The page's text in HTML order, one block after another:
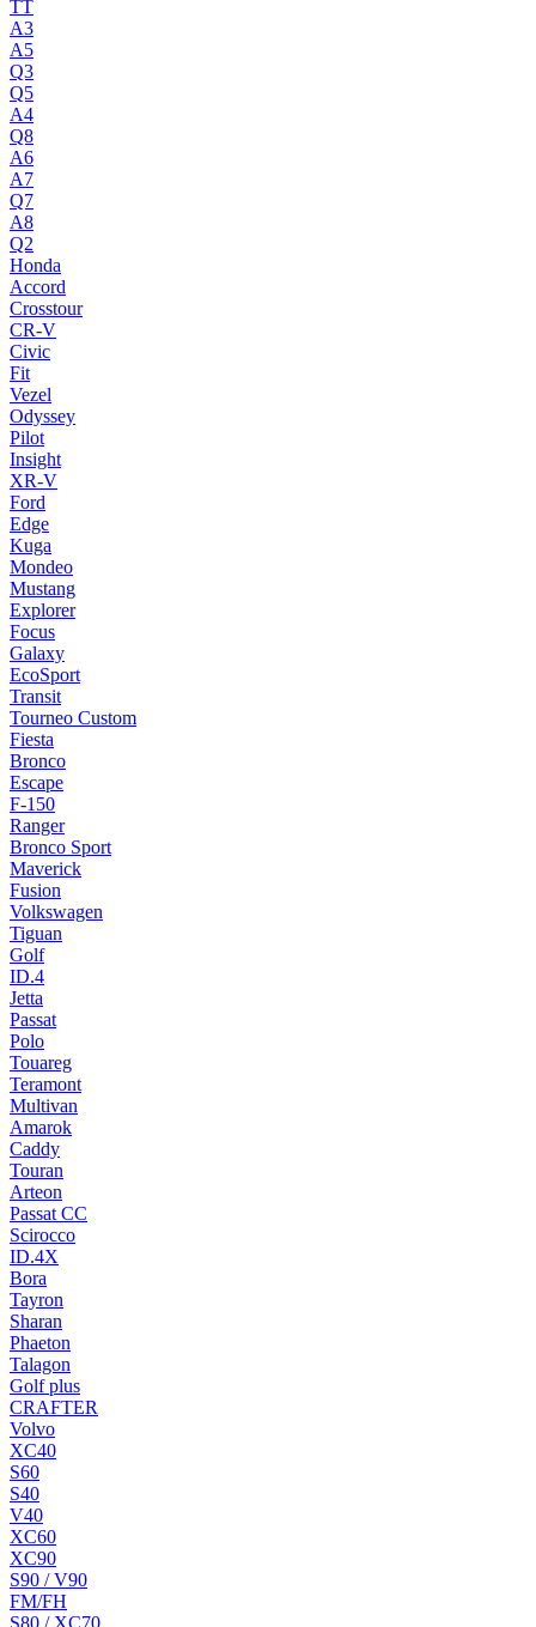
TT
A3
A5
Q3
Q5
A4
Q8
A6
A7
Q7
A8
Q2
Honda
Accord
Crosstour
CR-V
Civic
Fit
Vezel
Odyssey
Pilot
Insight
XR-V
Ford
Edge
Kuga
Mondeo
Mustang
Explorer
Focus
Galaxy
EcoSport
Transit
Tourneo Custom
Fiesta
Bronco
Escape
F-150
Ranger
Bronco Sport
Maverick
Fusion
Volkswagen
Tiguan
Golf
ID.4
Jetta
Passat
Polo
Touareg
Teramont
Multivan
Amarok
Caddy
Touran
Arteon
Passat CC
Scirocco
ID.4X
Bora
Tayron
Sharan
Phaeton
Talagon
Golf plus
CRAFTER
Volvo
XC40
S60
S40
V40
XC60
XC90
S90 / V90
FM/FH
S80 / XC70